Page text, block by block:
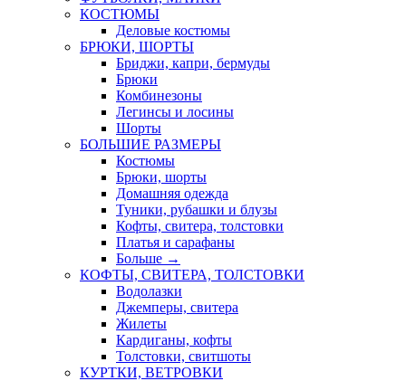
КОСТЮМЫ
Деловые костюмы
БРЮКИ, ШОРТЫ
Бриджи, капри, бермуды
Брюки
Комбинезоны
Легинсы и лосины
Шорты
БОЛЬШИЕ РАЗМЕРЫ
Костюмы
Брюки, шорты
Домашняя одежда
Туники, рубашки и блузы
Кофты, свитера, толстовки
Платья и сарафаны
Больше →
КОФТЫ, СВИТЕРА, ТОЛСТОВКИ
Водолазки
Джемперы, свитера
Жилеты
Кардиганы, кофты
Толстовки, свитшоты
КУРТКИ, ВЕТРОВКИ